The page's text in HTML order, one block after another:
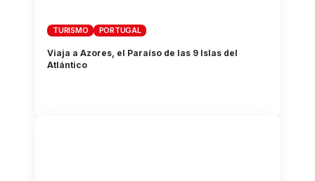
TURISMO PORTUGAL
Viaja a Azores, el Paraíso de las 9 Islas del
Atlántico